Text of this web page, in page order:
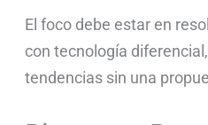
El foco debe estar en
con tecnología
tendencias sin una